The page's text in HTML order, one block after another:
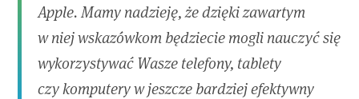
Apple. Mamy nadzieję, że dzięki zawartym
w niej wskazówkom będziecie mogli nauczyć się
wykorzystywać Wasze telefony, tablety
czy komputery w jeszcze bardziej efektywny